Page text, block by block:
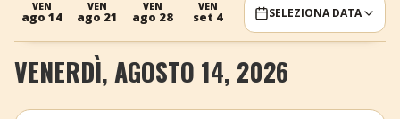
+ Aggiungi evento
VEN
ago 14
VEN
ago 21
VEN
ago 28
VEN
set 4 SELEZIONA DATA
VENERDÌ, AGOSTO 14, 2026